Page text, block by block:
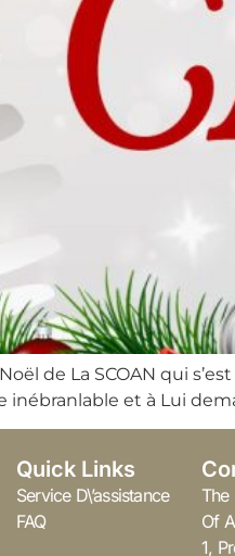
de La SCOAN qui
inébranlable et à Lui
Quick Links
Service D\’assistance
FAQ
The
Of
1,